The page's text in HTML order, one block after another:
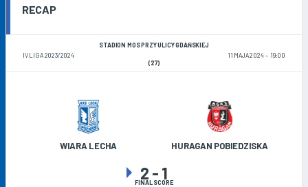
RECAP
IV LIGA 2023/2024
STADION MOS PRZY ULICY GDAŃSKIEJ
11 MAJA 2024
19:00
(27)
WIARA LECHA HURAGAN POBIEDZISKA
2 - 1
FINAL SCORE